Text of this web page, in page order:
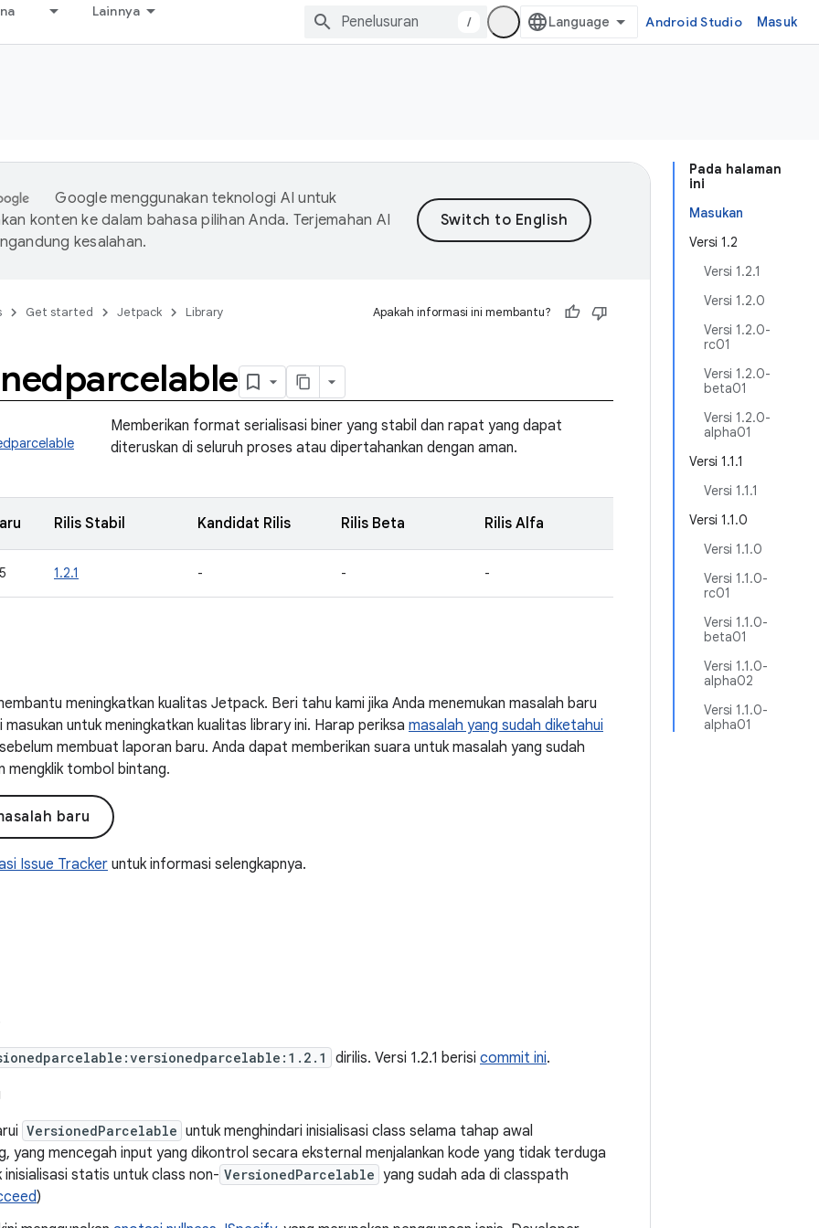
Lainnya
/ Android Studio Masuk
Pada halaman
ini
Masukan
Versi 1.2
Versi 1.2.1
Versi 1.2.0
Versi 1.2.0-
rc01
Versi 1.2.0-
beta01
Versi 1.2.0-
alpha01
Versi 1.1.1
Versi 1.1.1
Versi 1.1.0
Versi 1.1.0
Versi 1.1.0-
rc01
Versi 1.1.0-
beta01
Versi 1.1.0-
alpha02
Versi 1.1.0-
alpha01
Google menggunakan teknologi AI untuk
konten ke dalam bahasa pilihan Anda. Terjemahan AI
kesalahan.
Get started Jetpack Library Apakah informasi ini membantu?
Memberikan format serialisasi biner yang stabil dan rapat yang dapat
diteruskan di seluruh proses atau dipertahankan dengan aman.
Rilis Stabil Kandidat Rilis Rilis Beta Rilis Alfa
1.2.1 - - -
meningkatkan kualitas Jetpack. Beri tahu kami jika Anda menemukan masalah baru
untuk meningkatkan kualitas library ini. Harap periksa masalah yang sudah diketahui
membuat laporan baru. Anda dapat memberikan suara untuk masalah yang sudah
mengklik tombol bintang.
baru
Issue Trackeruntuk informasi selengkapnya.
dirilis. Versi 1.2.1 berisi commit ini.
VersionedParcelable untuk menghindari inisialisasi class selama tahap awal
yang mencegah input yang dikontrol secara eksternal menjalankan kode yang tidak terduga
inisialisasi statis untuk class non- VersionedParcelable yang sudah ada di classpath
)